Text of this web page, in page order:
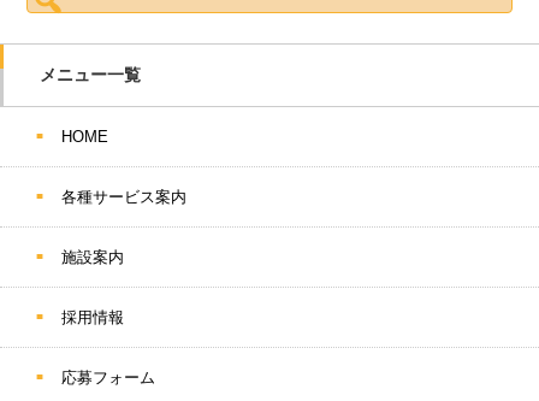
メニュー一覧
HOME
各種サービス案内
施設案内
採用情報
応募フォーム